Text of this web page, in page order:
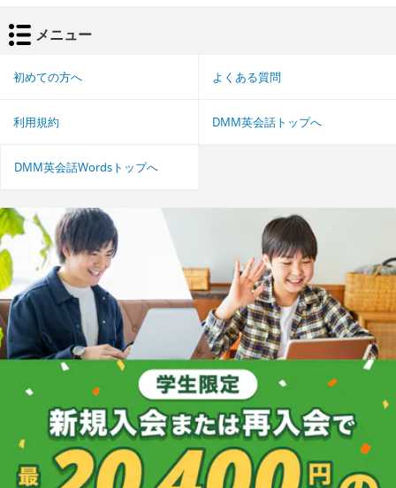
メニュー
初めての方へ よくある質問
利用規約 DMM英会話トップへ
DMM英会話Wordsトップへ